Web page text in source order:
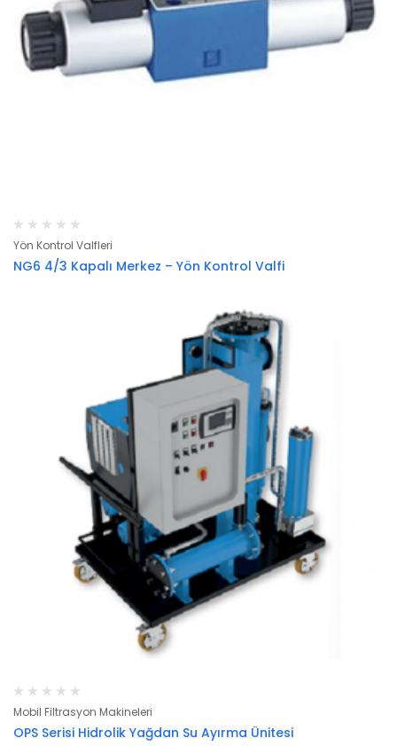
Yön Kontrol Valfleri
NG6 4/3 Kapalı Merkez – Yön Kontrol Valfi
Mobil Filtrasyon Makineleri
OPS Serisi Hidrolik Yağdan Su Ayırma Ünitesi